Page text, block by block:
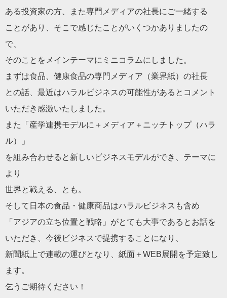
ある投資家の方、また専門メディアの社長にご一緒する
ことがあり、そこで感じたことがいくつかありましたの
で、
そのことをメインテーマにミニコラムにしました。
まずは食品、健康食品の専門メディア（業界紙）の社長
との話、最近はハラルビジネスの可能性があるとコメント
いただき感激いたしました。
また「産学連携モデルに＋メディア＋ニッチトップ（ハラ
ル）」
を組み合わせると新しいビジネスモデルができ、テーマに
より
世界と戦える、とも。
そして日本の食品・健康商品はハラルビジネスも含め
「アジアの立ち位置と戦略」がとても大事であるとお話を
いただき、今後ビジネスで提携することになり、
新聞紙上で連載の運びとなり、紙面＋WEB展開を予定致し
ます。
乞うご期待ください！